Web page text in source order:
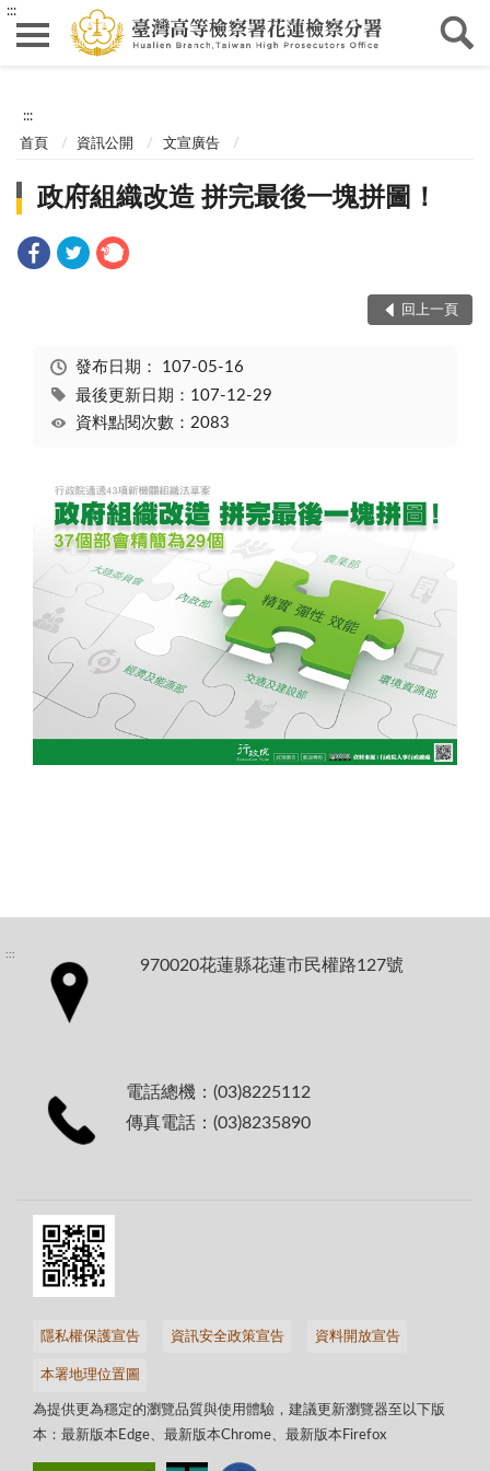
:::
:::
首頁 資訊公開 文宣廣告
政府組織改造 拼完最後一塊拼圖！
回上一頁
發布日期： 107-05-16
最後更新日期：107-12-29
資料點閱次數：2083
:::
970020花蓮縣花蓮市民權路127號
電話總機：(03)8225112
傳真電話：(03)8235890
隱私權保護宣告 資訊安全政策宣告 資料開放宣告
本署地理位置圖
為提供更為穩定的瀏覽品質與使用體驗，建議更新瀏覽器至以下版
本：最新版本Edge、最新版本Chrome、最新版本Firefox